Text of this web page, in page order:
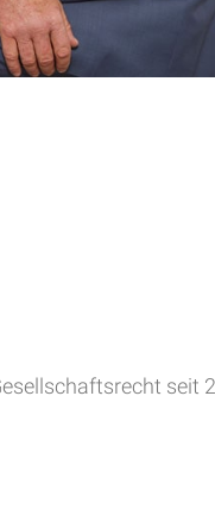
seit